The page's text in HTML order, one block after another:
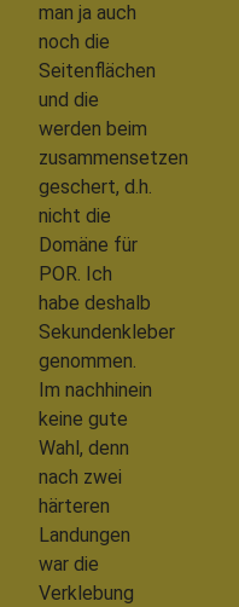
man ja auch
noch die
Seitenflächen
und die
werden beim
zusammensetzen
geschert, d.h.
nicht die
Domäne für
POR. Ich
habe deshalb
Sekundenkleber
genommen.
Im nachhinein
keine gute
Wahl, denn
nach zwei
härteren
Landungen
war die
Verklebung